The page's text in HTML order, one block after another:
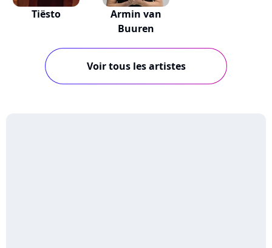
Tiësto
Armin van
Buuren
Voir tous les artistes